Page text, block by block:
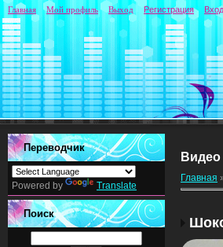
Главная Мой профиль Выход Регистрация Вход
Переводчик
Powered by Translate
Поиск
Видео
Главная